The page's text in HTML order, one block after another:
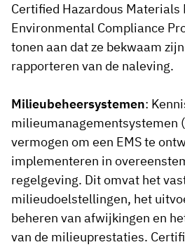
Certified Hazardous Materials
Environmental Compliance
tonen aan dat ze bekwaam
rapporteren van de naleving.
Milieubeheersystemen:
milieumanagementsystemen
vermogen om een EMS te
implementeren in
regelgeving. Dit omvat het
milieudoelstellingen, het
beheren van afwijkingen en
van de milieuprestaties.